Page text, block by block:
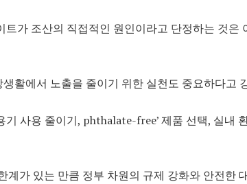
가 조산의 직접적인 원인이라고 단정하는 것은
활에서 노출을 줄이기 위한 실천도 중요하다고
사용 줄이기, phthalate-free’ 제품 선택, 실내
계가 있는 만큼 정부 차원의 규제 강화와 안전한